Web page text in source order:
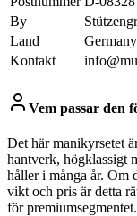
By
Land
Germany
Kontakt
Vem passar den
Det här manikyrsetet
hantverk, högklassigt
håller i många år. Om
vikt och pris är detta
för premiumsegmentet.